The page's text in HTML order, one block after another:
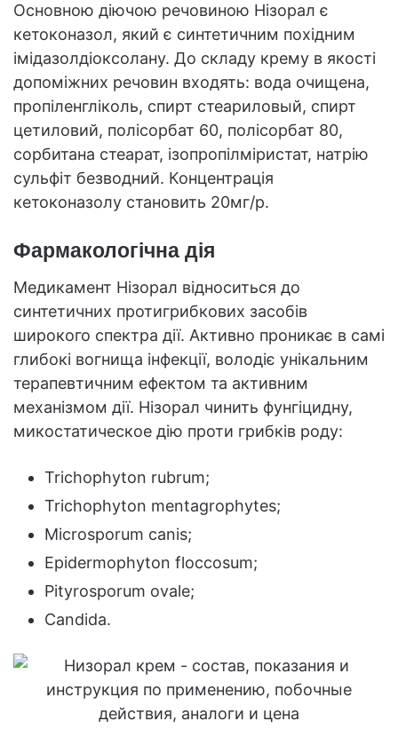
Основною діючою речовиною Нізорал є
кетоконазол, який є синтетичним похідним
імідазолдіоксолану. До складу крему в якості
допоміжних речовин входять: вода очищена,
пропіленгліколь, спирт стеариловый, спирт
цетиловий, полісорбат 60, полісорбат 80,
сорбитана стеарат, ізопропілміристат, натрію
сульфіт безводний. Концентрація
кетоконазолу становить 20мг/р.
Фармакологічна дія
Медикамент Нізорал відноситься до
синтетичних протигрибкових засобів
широкого спектра дії. Активно проникає в самі
глибокі вогнища інфекції, володіє унікальним
терапевтичним ефектом та активним
механізмом дії. Нізорал чинить фунгіцидну,
микостатическое дію проти грибків роду:
Trichophyton rubrum;
Trichophyton mentagrophytes;
Microsporum canis;
Epidermophyton floccosum;
Pityrosporum ovale;
Candida.